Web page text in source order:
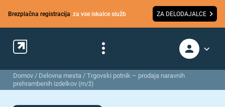
Brezplačna registracija za vse iskalce služb ZA DELODAJALCE
Domov / Delovna mesta / Trgovski potnik – prodaja naravnih
prehrambenih izdelkov (m/ž)